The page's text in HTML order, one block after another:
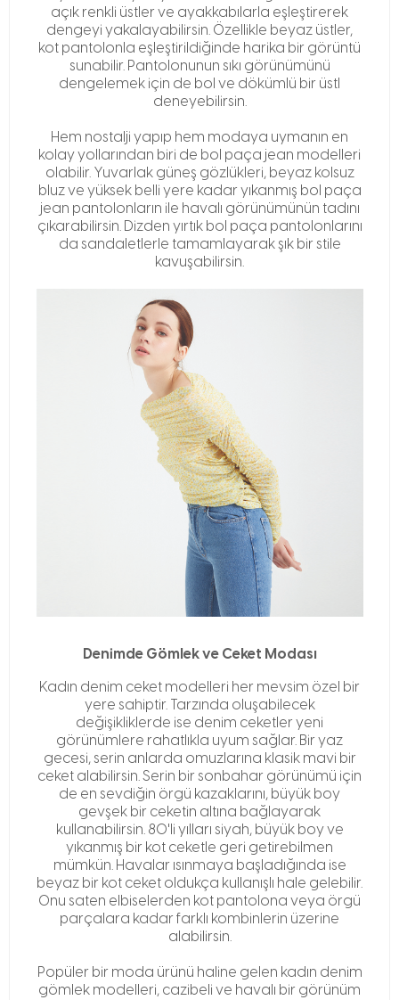
açık renkli üstler ve ayakkabılarla eşleştirerek
dengeyi yakalayabilirsin. Özellikle beyaz üstler,
kot pantolonla eşleştirildiğinde harika bir görüntü
sunabilir. Pantolonunun sıkı görünümünü
dengelemek için de bol ve dökümlü bir üstl
deneyebilirsin.
Hem nostalji yapıp hem modaya uymanın en
kolay yollarından biri de bol paça jean modelleri
olabilir. Yuvarlak güneş gözlükleri, beyaz kolsuz
bluz ve yüksek belli yere kadar yıkanmış bol paça
jean pantolonların ile havalı görünümünün tadını
çıkarabilirsin. Dizden yırtık bol paça pantolonlarını
da sandaletlerle tamamlayarak şık bir stile
kavuşabilirsin.
Denimde Gömlek ve Ceket Modası
Kadın denim ceket modelleri her mevsim özel bir
yere sahiptir. Tarzında oluşabilecek
değişikliklerde ise denim ceketler yeni
görünümlere rahatlıkla uyum sağlar. Bir yaz
gecesi, serin anlarda omuzlarına klasik mavi bir
ceket alabilirsin. Serin bir sonbahar görünümü için
de en sevdiğin örgü kazaklarını, büyük boy
gevşek bir ceketin altına bağlayarak
kullanabilirsin. 80'li yılları siyah, büyük boy ve
yıkanmış bir kot ceketle geri getirebilmen
mümkün. Havalar ısınmaya başladığında ise
beyaz bir kot ceket oldukça kullanışlı hale gelebilir.
Onu saten elbiselerden kot pantolona veya örgü
parçalara kadar farklı kombinlerin üzerine
alabilirsin.
Popüler bir moda ürünü haline gelen kadın denim
gömlek modelleri, cazibeli ve havalı bir görünüm